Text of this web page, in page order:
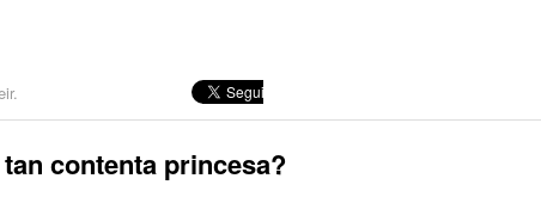
contenta princesa?